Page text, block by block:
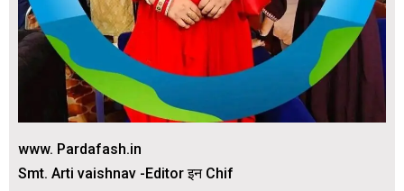
www. Pardafash.in
Smt. Arti vaishnav -Editor इन Chif